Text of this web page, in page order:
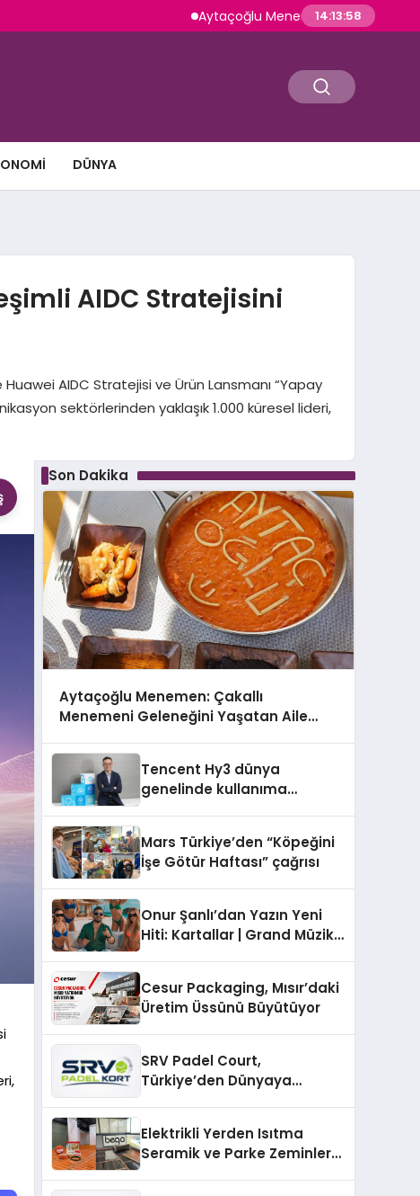
Aytaçoğlu Menemen: Çakallı Menemeni
14:14:00
DÜNYA
AIDC Stratejisini
Huawei AIDC Stratejisi ve Ürün Lansmanı “Yapay
sektörlerinden yaklaşık 1.000 küresel lideri,
Son Dakika
Aytaçoğlu Menemen: Çakallı
Menemeni Geleneğini Yaşatan Aile
Tencent Hy3 dünya
genelinde kullanıma
Mars Türkiye’den “Köpeğini
İşe Götür Haftası” çağrısı
Onur Şanlı’dan Yazın Yeni
Hiti: Kartallar | Grand Müzik
Cesur Packaging, Mısır’daki
Üretim Üssünü Büyütüyor
SRV Padel Court,
Türkiye’den Dünyaya
Elektrikli Yerden Isıtma
Seramik ve Parke Zeminler